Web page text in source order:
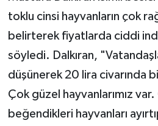
toklu cinsi hayvanların çok
belirterek fiyatlarda ciddi
söyledi. Dalkıran,
düşünerek 20 lira civarında
Çok güzel hayvanlarımız
beğendikleri hayvanları